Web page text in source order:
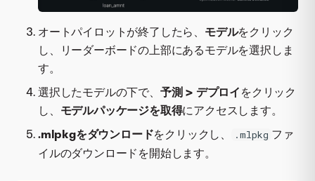
オートパイロットが終了したら、 モデルをクリック
し、リーダーボードの上部にあるモデルを選択しま
す。
選択したモデルの下で、 予測 > デプロイ をクリック
し、 モデルパッケージを取得にアクセスします。
.mlpkgをダウンロードをクリックし、 .mlpkg ファ
イルのダウンロードを開始します。